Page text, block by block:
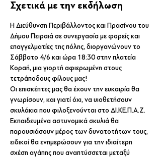
Σχετικά με την εκδήλωση
Η Διεύθυνση Περιβάλλοντος και Πρασίνου του
Δήμου Πειραιά σε συνεργασία με φορείς και
επαγγελματίες της πόλης, διοργανώνουν το
Σάββατο 4/6 και ώρα 18:30 στην πλατεία
Κοραή, μια γιορτή αφιερωμένη στους
τετράποδους φίλους μας!
Οι επισκέπτες μας θα έχουν την ευκαιρία θα
γνωρίσουν, και γιατί όχι, να υιοθετήσουν
σκυλάκια που φιλοξενούνται στο ΔΙ.ΚΕ.Π.Α.Ζ.
Εκπαιδευμένα αστυνομικά σκυλιά θα
παρουσιάσουν μέρος των δυνατοτήτων τους,
ειδικοί θα ενημερώσουν για την ιδιαίτερη
σχέση αγάπης που αναπτύσσεται μεταξύ